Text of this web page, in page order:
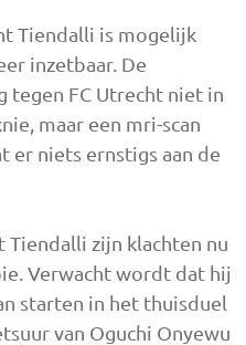
Tiendalli is mogelijk
inzetbaar. De
tegen FC Utrecht niet in
maar een mri-scan
er niets ernstigs aan de
Tiendalli zijn klachten nu
Verwacht wordt dat hij
starten in het thuisduel
van Oguchi Onyewu